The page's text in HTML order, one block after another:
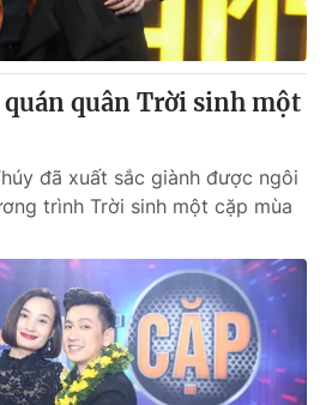
in và báo điện tử số 483/GP-BTTTT
Thủy
Thị Mỹ Hạnh, Phạm Quốc Thắng,
024.66 897 897
quân Trời sinh một
đã xuất sắc giành được ngôi
trình Trời sinh một cặp mùa